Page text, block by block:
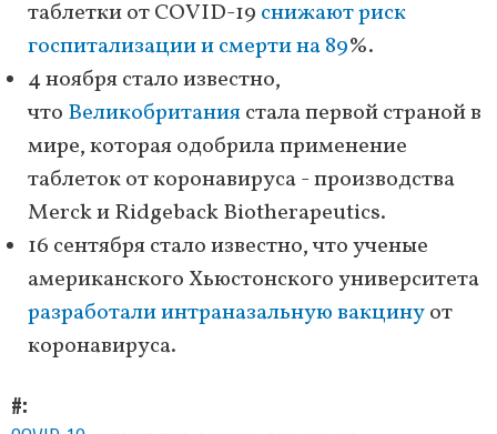
таблетки от COVID-19 снижают риск
госпитализации и смерти на 89%.
4 ноября стало известно,
что Великобританиястала первой страной в
мире, которая одобрила применение
таблеток от коронавируса - производства
Merck и Ridgeback Biotherapeutics.
16 сентября стало известно, что ученые
американского Хьюстонского университета
разработали интраназальную вакцинуот
коронавируса.
#